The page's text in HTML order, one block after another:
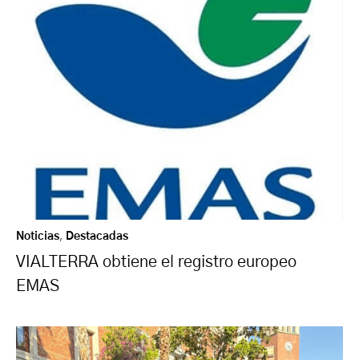
Noticias, Destacadas
VIALTERRA obtiene el registro europeo
EMAS